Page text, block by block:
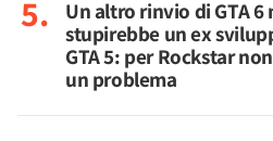
Un altro rinvio di GTA 6
stupirebbe un ex
GTA 5: per Rockstar
un problema